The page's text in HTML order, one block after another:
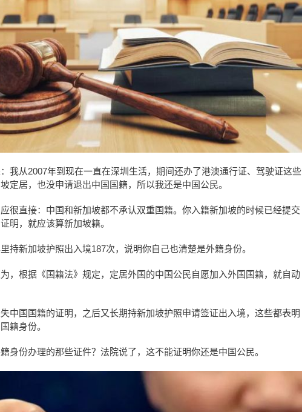
我从2007年到现在一直在深圳生活，期间还办了港澳通行证、驾驶证这些
定居，也没申请退出中国国籍，所以我还是中国公民。
很直接：中国和新加坡都不承认双重国籍。你入籍新加坡的时候已经提交
明，就应该算新加坡籍。
持新加坡护照出入境187次，说明你自己也清楚是外籍身份。
，根据《国籍法》规定，定居外国的中国公民自愿加入外国国籍，就自动
中国国籍的证明，之后又长期持新加坡护照申请签证出入境，这些都表明
籍身份。
身份办理的那些证件？法院说了，这不能证明你还是中国公民。